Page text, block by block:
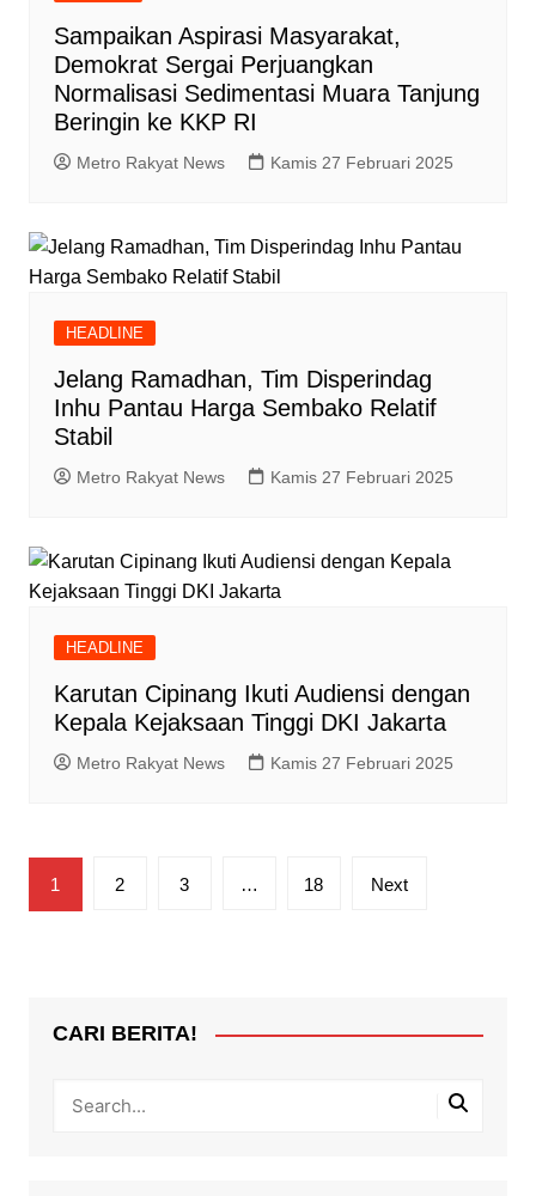
Sampaikan Aspirasi Masyarakat,
Demokrat Sergai Perjuangkan
Normalisasi Sedimentasi Muara Tanjung
Beringin ke KKP RI
Metro Rakyat News Kamis 27 Februari 2025
HEADLINE
Jelang Ramadhan, Tim Disperindag
Inhu Pantau Harga Sembako Relatif
Stabil
Metro Rakyat News Kamis 27 Februari 2025
HEADLINE
Karutan Cipinang Ikuti Audiensi dengan
Kepala Kejaksaan Tinggi DKI Jakarta
Metro Rakyat News Kamis 27 Februari 2025
Paginasi
pos
1 2 3 … 18 Next
CARI BERITA!